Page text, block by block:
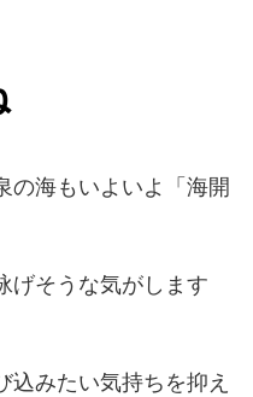
海もいよいよ「海開
げそうな気がします
込みたい気持ちを抑え